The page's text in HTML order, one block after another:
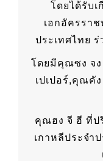
โดยได้รับ
เอกอัครรา
ประเทศไทย
โดยมีคุณซง จ
เปเปอร์,คุณคั
คุณฮง จี ฮี ที่ป
เกาหลีประจำ